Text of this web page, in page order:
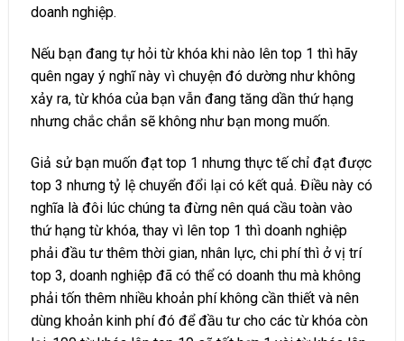
doanh nghiệp.
Nếu bạn đang tự hỏi từ khóa khi nào lên top 1 thì hãy
quên ngay ý nghĩ này vì chuyện đó dường như không
xảy ra, từ khóa của bạn vẫn đang tăng dần thứ hạng
nhưng chắc chắn sẽ không như bạn mong muốn.
Giả sử bạn muốn đạt top 1 nhưng thực tế chỉ đạt được
top 3 nhưng tỷ lệ chuyển đổi lại có kết quả. Điều này có
nghĩa là đôi lúc chúng ta đừng nên quá cầu toàn vào
thứ hạng từ khóa, thay vì lên top 1 thì doanh nghiệp
phải đầu tư thêm thời gian, nhân lực, chi phí thì ở vị trí
top 3, doanh nghiệp đã có thể có doanh thu mà không
phải tốn thêm nhiều khoản phí không cần thiết và nên
dùng khoản kinh phí đó để đầu tư cho các từ khóa còn